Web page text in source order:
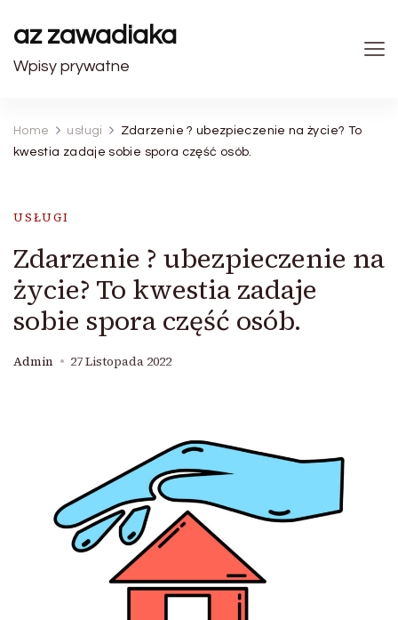
az zawadiaka
Wpisy prywatne
Home usługi
Zdarzenie ? ubezpieczenie na życie? To
kwestia zadaje sobie spora część osób.
USŁUGI
Zdarzenie ? ubezpieczenie na
życie? To kwestia zadaje
sobie spora część osób.
Admin 27 Listopada 2022